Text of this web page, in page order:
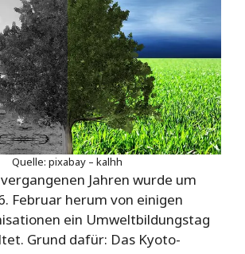
Quelle: pixabay – kalhh
Jahren wurde um
Februar herum von einigen
ein Umweltbildungstag
Grund dafür: Das Kyoto-